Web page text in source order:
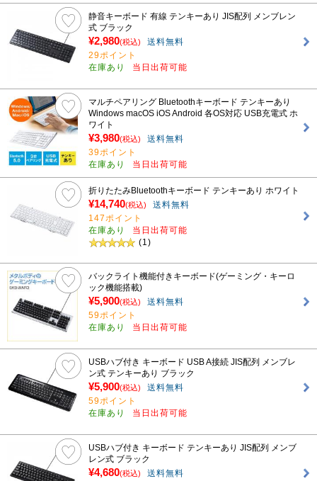
静音キーボード 有線 テンキーあり JIS配列 メンブレン
式 ブラック
¥2,980(税込)
送料無料
29ポイント
在庫あり
当日出荷可能
マルチペアリング Bluetoothキーボード テンキーあり
Windows macOS iOS Android 各OS対応 USB充電式 ホ
ワイト
¥3,980(税込)
送料無料
39ポイント
在庫あり
当日出荷可能
折りたたみBluetoothキーボード テンキーあり ホワイト
¥14,740(税込)
送料無料
147ポイント
在庫あり
当日出荷可能
(1)
バックライト機能付きキーボード(ゲーミング・キーロ
ック機能搭載)
¥5,900(税込)
送料無料
59ポイント
在庫あり
当日出荷可能
USBハブ付き キーボード USB A接続 JIS配列 メンブレ
ン式 テンキーあり ブラック
¥5,900(税込)
送料無料
59ポイント
在庫あり
当日出荷可能
USBハブ付き キーボード テンキーあり JIS配列 メンブ
レン式 ブラック
¥4,680(税込)
送料無料